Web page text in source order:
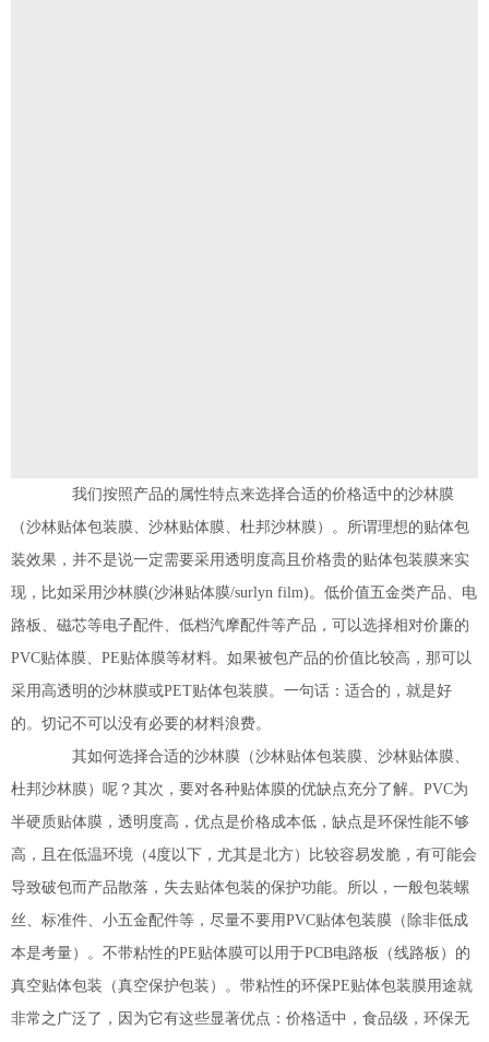
我们按照产品的属性特点来选择合适的价格适中的沙林膜
（沙林贴体包装膜、沙林贴体膜、杜邦沙林膜）。所谓理想的贴体包
装效果，并不是说一定需要采用透明度高且价格贵的贴体包装膜来实
现，比如采用沙林膜(沙淋贴体膜/surlyn film)。低价值五金类产品、电
路板、磁芯等电子配件、低档汽摩配件等产品，可以选择相对价廉的
PVC贴体膜、PE贴体膜等材料。如果被包产品的价值比较高，那可以
采用高透明的沙林膜或PET贴体包装膜。一句话：适合的，就是好
的。切记不可以没有必要的材料浪费。
其如何选择合适的沙林膜（沙林贴体包装膜、沙林贴体膜、
杜邦沙林膜）呢？其次，要对各种贴体膜的优缺点充分了解。PVC为
半硬质贴体膜，透明度高，优点是价格成本低，缺点是环保性能不够
高，且在低温环境（4度以下，尤其是北方）比较容易发脆，有可能会
导致破包而产品散落，失去贴体包装的保护功能。所以，一般包装螺
丝、标准件、小五金配件等，尽量不要用PVC贴体包装膜（除非低成
本是考量）。不带粘性的PE贴体膜可以用于PCB电路板（线路板）的
真空贴体包装（真空保护包装）。带粘性的环保PE贴体包装膜用途就
非常之广泛了，因为它有这些显著优点：价格适中，食品级，环保无